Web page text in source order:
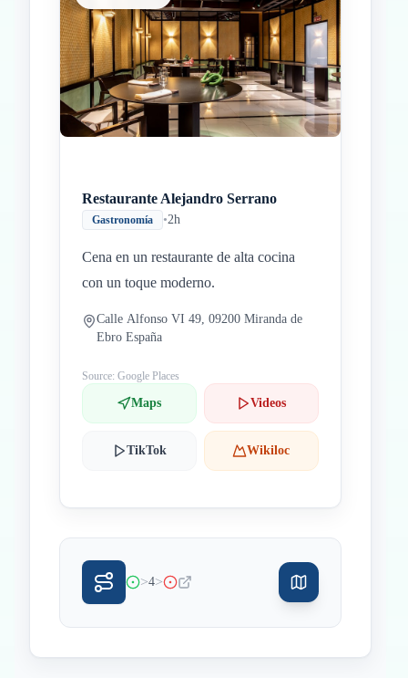
Restaurante Alejandro Serrano
Gastronomía •2h
Cena en un restaurante de alta cocina
con un toque moderno.
Calle Alfonso VI 49, 09200 Miranda de
Ebro España
Source: Google Places
Maps Videos
TikTok Wikiloc
>4>